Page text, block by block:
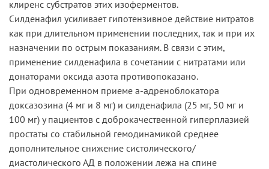
клиренс субстратов этих изоферментов.
Силденафил усиливает гипотензивное действие нитратов
как при длительном применении последних, так и при их
назначении по острым показаниям. В связи с этим,
применение силденафила в сочетании с нитратами или
донаторами оксида азота противопоказано.
При одновременном приеме а-адреноблокатора
доксазозина (4 мг и 8 мг) и силденафила (25 мг, 50 мг и
100 мг) у пациентов с доброкачественной гиперплазией
простаты со стабильной гемодинамикой среднее
дополнительное снижение систолического/
диастолического АД в положении лежа на спине